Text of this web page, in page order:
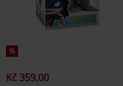
%
Kč 359,00